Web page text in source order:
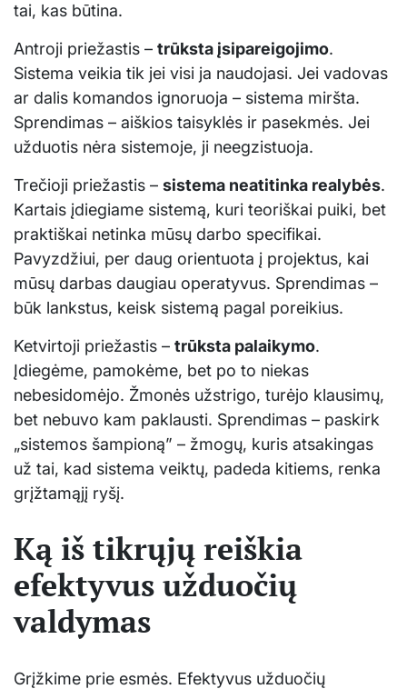
tai, kas būtina.
Antroji priežastis – trūksta įsipareigojimo.
Sistema veikia tik jei visi ja naudojasi. Jei vadovas
ar dalis komandos ignoruoja – sistema miršta.
Sprendimas – aiškios taisyklės ir pasekmės. Jei
užduotis nėra sistemoje, ji neegzistuoja.
Trečioji priežastis – sistema neatitinka realybės.
Kartais įdiegiame sistemą, kuri teoriškai puiki, bet
praktiškai netinka mūsų darbo specifikai.
Pavyzdžiui, per daug orientuota į projektus, kai
mūsų darbas daugiau operatyvus. Sprendimas –
būk lankstus, keisk sistemą pagal poreikius.
Ketvirtoji priežastis – trūksta palaikymo.
Įdiegėme, pamokėme, bet po to niekas
nebesidomėjo. Žmonės užstrigo, turėjo klausimų,
bet nebuvo kam paklausti. Sprendimas – paskirk
„sistemos šampioną” – žmogų, kuris atsakingas
už tai, kad sistema veiktų, padeda kitiems, renka
grįžtamąjį ryšį.
Ką iš tikrųjų reiškia
efektyvus užduočių
valdymas
Grįžkime prie esmės. Efektyvus užduočių